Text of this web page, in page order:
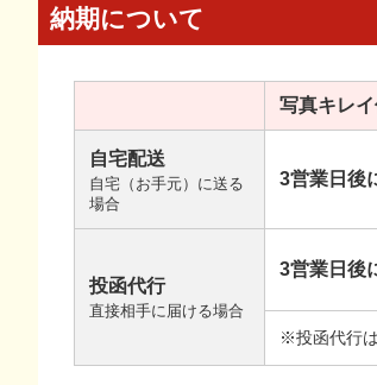
納期について
写真キレイ
自宅配送
自宅（お手元）に送る
場合
3営業日後
投函代行
直接相手に届ける場合
3営業日後
※投函代行